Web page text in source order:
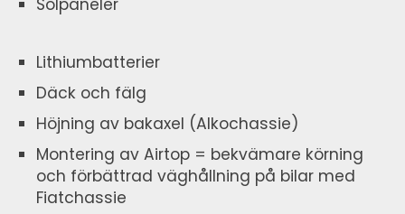
Solpaneler
Lithiumbatterier
Däck och fälg
Höjning av bakaxel (Alkochassie)
Montering av Airtop = bekvämare körning
och förbättrad väghållning på bilar med
Fiatchassie